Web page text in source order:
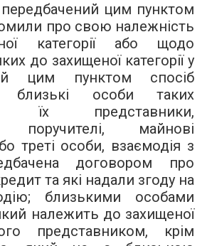
цим пунктом
про свою належність
категорії або щодо
до захищеної категорії у
цим пунктом спосіб
близькі особи таких
їх представники,
поручителі, майнові
треті особи, взаємодія з
договором про
та які надали згоду на
близькими особами
належить до захищеної
представником, крім